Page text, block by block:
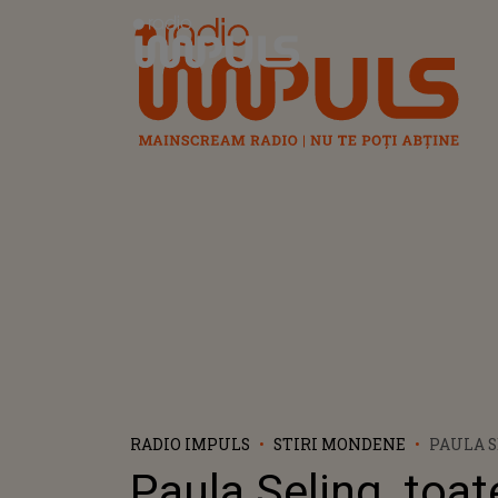
Radio Impuls
RADIO IMPULS STIRI MONDENE
PAULA
FETIȚA